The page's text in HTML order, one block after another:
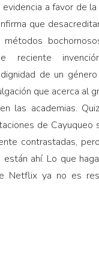
evidencia a favor de
que
métodos
reciente
de un
que acerca al
las academias.
de Cayuqueo
contrastadas,
están ahí. Lo que
Netflix ya no es